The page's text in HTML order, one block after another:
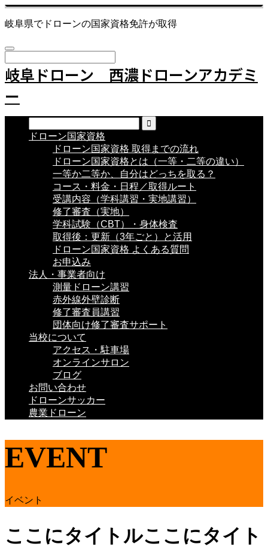
岐阜県でドローンの国家資格免許が取得
岐阜ドローン 西濃ドローンアカデミ
ー
ドローン国家資格
ドローン国家資格 取得までの流れ
ドローン国家資格とは（一等・二等の違い）
一等か二等か、自分はどっちを取る？
コース・料金・日程／取得ルート
受講内容（学科講習・実地講習）
修了審査（実地）
学科試験（CBT）・身体検査
取得後：更新（3年ごと）と活用
ドローン国家資格 よくある質問
お申込み
法人・事業者向け
測量ドローン講習
赤外線外壁診断
修了審査員講習
団体向け修了審査サポート
当校について
アクセス・駐車場
オンラインサロン
ブログ
お問い合わせ
ドローンサッカー
農業ドローン
EVENT
イベント
ここにタイトルここにタイト